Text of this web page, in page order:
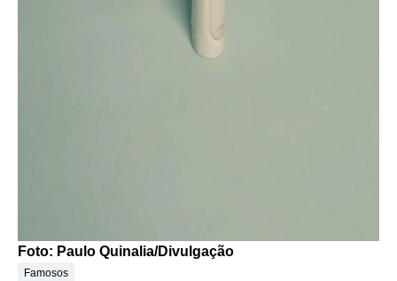
Foto: Paulo Quinalia/Divulgação
Famosos